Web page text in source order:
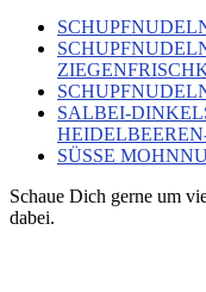
SALBEI-
SÜSSE
Schaue Dich gerne um
dabei.